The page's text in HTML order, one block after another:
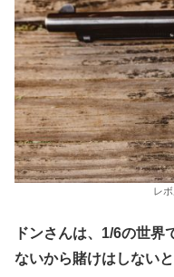
レ
ドンさんは、1/6の世界
ないから賭けはしない